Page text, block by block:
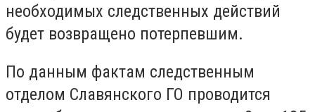
необходимых следственных действий
будет возвращено потерпевшим.
По данным фактам следственным
отделом Славянского ГО проводится